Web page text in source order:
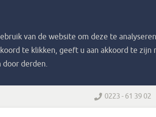
van de website om deze te
te klikken, geeft u aan akkoord te zijn
door derden.
0223 - 61 39 02